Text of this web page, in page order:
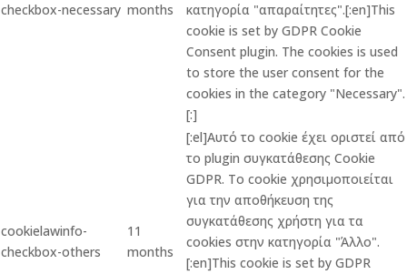
checkbox-necessary months
κατηγορία "απαραίτητες".[:en]This
cookie is set by GDPR Cookie
Consent plugin. The cookies is used
to store the user consent for the
cookies in the category "Necessary".
[:]
cookielawinfo-
checkbox-others
11
months
[:el]Αυτό το cookie έχει οριστεί από
το plugin συγκατάθεσης Cookie
GDPR. Το cookie χρησιμοποιείται
για την αποθήκευση της
συγκατάθεσης χρήστη για τα
cookies στην κατηγορία "Άλλο".
[:en]This cookie is set by GDPR